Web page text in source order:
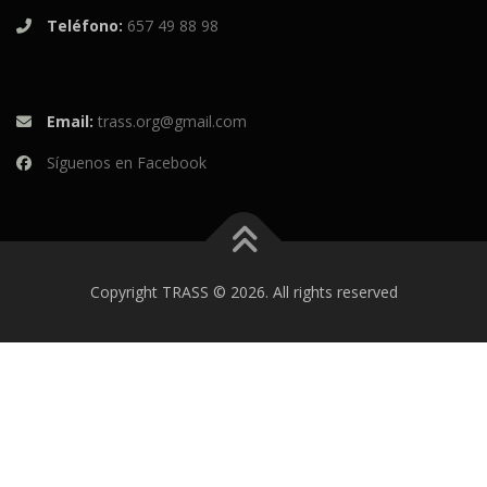
Teléfono: 657 49 88 98
Email: trass.org@gmail.com
Síguenos en Facebook
Copyright TRASS © 2026. All rights reserved